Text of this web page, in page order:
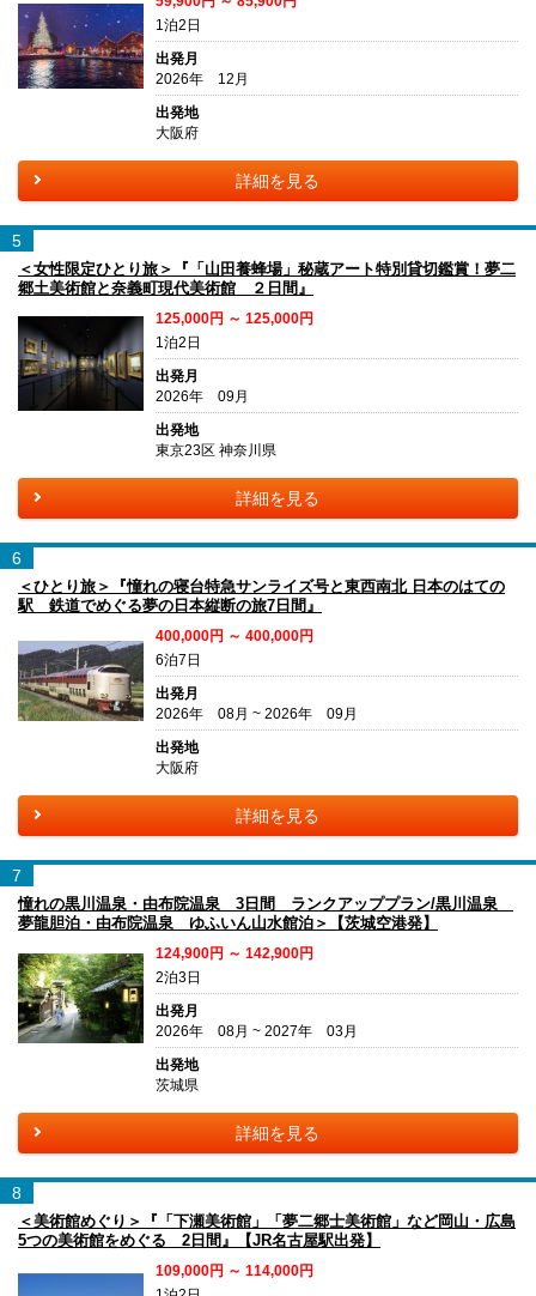
1泊2日
出発月
2026年 12月
出発地
大阪府
詳細を見る
5
＜女性限定ひとり旅＞『「山田養蜂場」秘蔵アート特別貸切鑑賞！夢二
郷土美術館と奈義町現代美術館 ２日間』
125,000円 ～ 125,000円
1泊2日
出発月
2026年 09月
出発地
東京23区 神奈川県
詳細を見る
6
＜ひとり旅＞『憧れの寝台特急サンライズ号と東西南北 日本のはての
駅 鉄道でめぐる夢の日本縦断の旅7日間』
400,000円 ～ 400,000円
6泊7日
出発月
2026年 08月 ~ 2026年 09月
出発地
大阪府
詳細を見る
7
憧れの黒川温泉・由布院温泉 3日間 ランクアッププラン/黒川温泉
夢龍胆泊・由布院温泉 ゆふいん山水館泊＞【茨城空港発】
124,900円 ～ 142,900円
2泊3日
出発月
2026年 08月 ~ 2027年 03月
出発地
茨城県
詳細を見る
8
＜美術館めぐり＞『「下瀬美術館」「夢二郷士美術館」など岡山・広島
5つの美術館をめぐる 2日間』【JR名古屋駅出発】
109,000円 ～ 114,000円